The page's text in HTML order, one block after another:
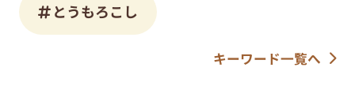
とうもろこし
キーワード一覧へ